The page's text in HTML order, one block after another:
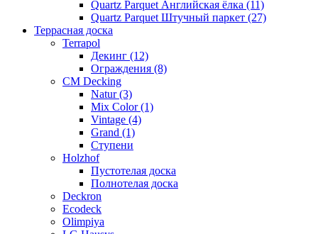
Quartz Parquet Английская ёлка (11)
Quartz Parquet Штучный паркет (27)
Террасная доска
Terrapol
Декинг (12)
Ограждения (8)
CM Decking
Natur (3)
Mix Color (1)
Vintage (4)
Grand (1)
Ступени
Holzhof
Пустотелая доска
Полнотелая доска
Deckron
Ecodeck
Olimpiya